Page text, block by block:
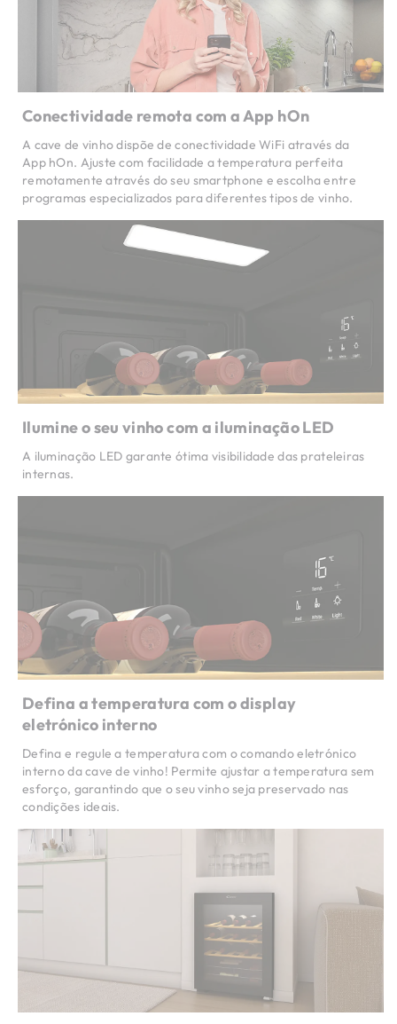
Conectividade remota com a App hOn
A cave de vinho dispõe de conectividade WiFi através da
App hOn. Ajuste com facilidade a temperatura perfeita
remotamente através do seu smartphone e escolha entre
programas especializados para diferentes tipos de vinho.
Ilumine o seu vinho com a iluminação LED
A iluminação LED garante ótima visibilidade das prateleiras
internas.
Defina a temperatura com o display
eletrónico interno
Defina e regule a temperatura com o comando eletrónico
interno da cave de vinho! Permite ajustar a temperatura sem
esforço, garantindo que o seu vinho seja preservado nas
condições ideais.